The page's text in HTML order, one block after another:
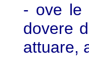
- ove le
dovere
attuare,